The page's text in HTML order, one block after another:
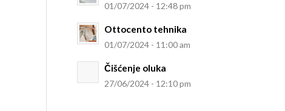
01/07/2024 - 12:48 pm
Ottocento tehnika
01/07/2024 - 11:00 am
Čišćenje oluka
27/06/2024 - 12:10 pm